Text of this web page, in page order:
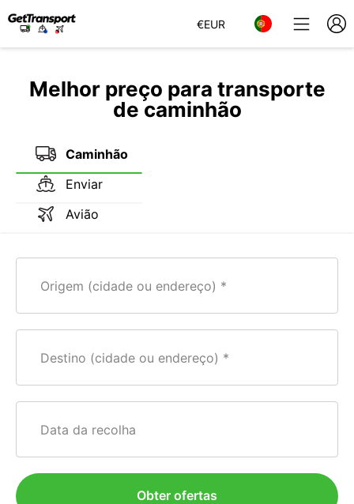
€EUR
Melhor preço para transporte
de caminhão
Caminhão
Enviar
Avião
Origem (cidade ou endereço)
Destino (cidade ou endereço)
Data da recolha
Obter ofertas